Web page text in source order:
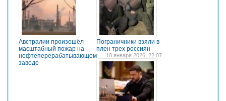
Австралии произошёл
масштабный пожар на
нефтеперерабатывающем
заводе
Пограничники взяли в
плен трех россиян
10 января 2026, 22:07